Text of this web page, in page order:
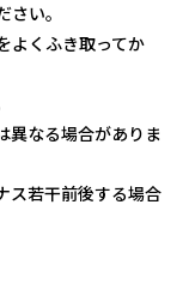
い。
よくふき取ってか
異なる場合がありま
ス若干前後する場合